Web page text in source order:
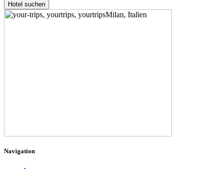
Hotel suchen
Navigation